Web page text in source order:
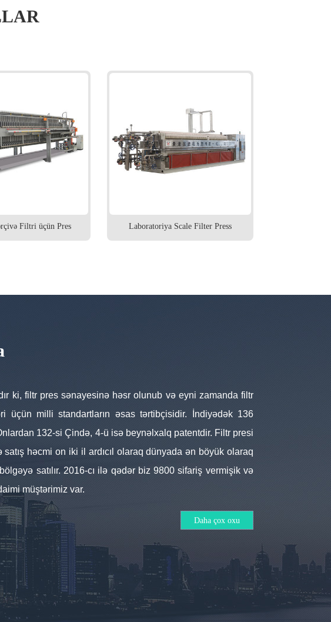
Filtri üçün Pres Laboratoriya Scale Filter Press
ki, filtr pres sənayesinə həsr olunub və eyni zamanda filtr
üçün milli standartların əsas tərtibçisidir. İndiyədək 136
132-si Çində, 4-ü isə beynəlxalq patentdir. Filtr presi
satış həcmi on iki il ardıcıl olaraq dünyada ən böyük olaraq
satılır. 2016-cı ilə qədər biz 9800 sifariş vermişik və
müştərimiz var.
Daha çox oxu